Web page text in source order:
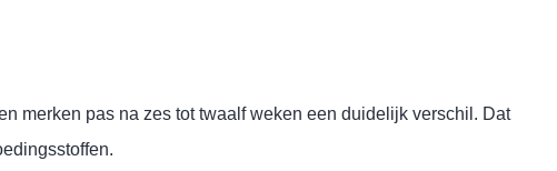
merken pas na zes tot twaalf weken een duidelijk verschil. Dat